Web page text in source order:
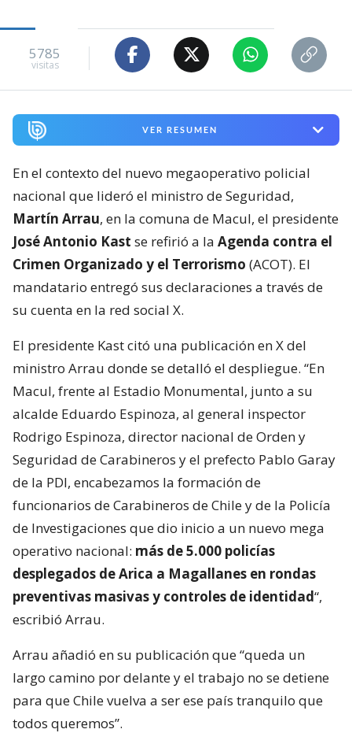
5785
visitas
VER RESUMEN
En el contexto del nuevo megaoperativo policial
nacional que lideró el ministro de Seguridad,
Martín Arrau, en la comuna de Macul, el presidente
José Antonio Kast se refirió a la Agenda contra el
Crimen Organizado y el Terrorismo (ACOT). El
mandatario entregó sus declaraciones a través de
su cuenta en la red social X.
El presidente Kast citó una publicación en X del
ministro Arrau donde se detalló el despliegue. “En
Macul, frente al Estadio Monumental, junto a su
alcalde Eduardo Espinoza, al general inspector
Rodrigo Espinoza, director nacional de Orden y
Seguridad de Carabineros y el prefecto Pablo Garay
de la PDI, encabezamos la formación de
funcionarios de Carabineros de Chile y de la Policía
de Investigaciones que dio inicio a un nuevo mega
operativo nacional: más de 5.000 policías
desplegados de Arica a Magallanes en rondas
preventivas masivas y controles de identidad“,
escribió Arrau.
Arrau añadió en su publicación que “queda un
largo camino por delante y el trabajo no se detiene
para que Chile vuelva a ser ese país tranquilo que
todos queremos”.